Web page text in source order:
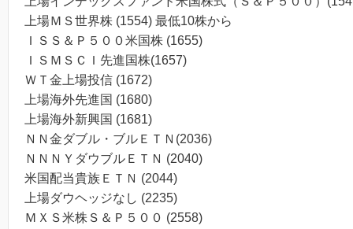
上場ＭＳ世界株 (1554) 最低10株から
ＩＳＳ＆Ｐ５００米国株 (1655)
ＩＳＭＳＣＩ先進国株(1657)
ＷＴ金上場投信 (1672)
上場海外先進国 (1680)
上場海外新興国 (1681)
ＮＮ金ダブル・ブルＥＴＮ(2036)
ＮＮＮＹダウブルＥＴＮ (2040)
米国配当貴族ＥＴＮ (2044)
上場ダウヘッジなし (2235)
ＭＸＳ米株Ｓ＆Ｐ５００ (2558)